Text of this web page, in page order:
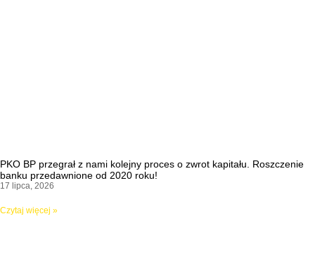
PKO BP przegrał z nami kolejny proces o zwrot kapitału. Roszczenie
banku przedawnione od 2020 roku!
17 lipca, 2026
Czytaj więcej »